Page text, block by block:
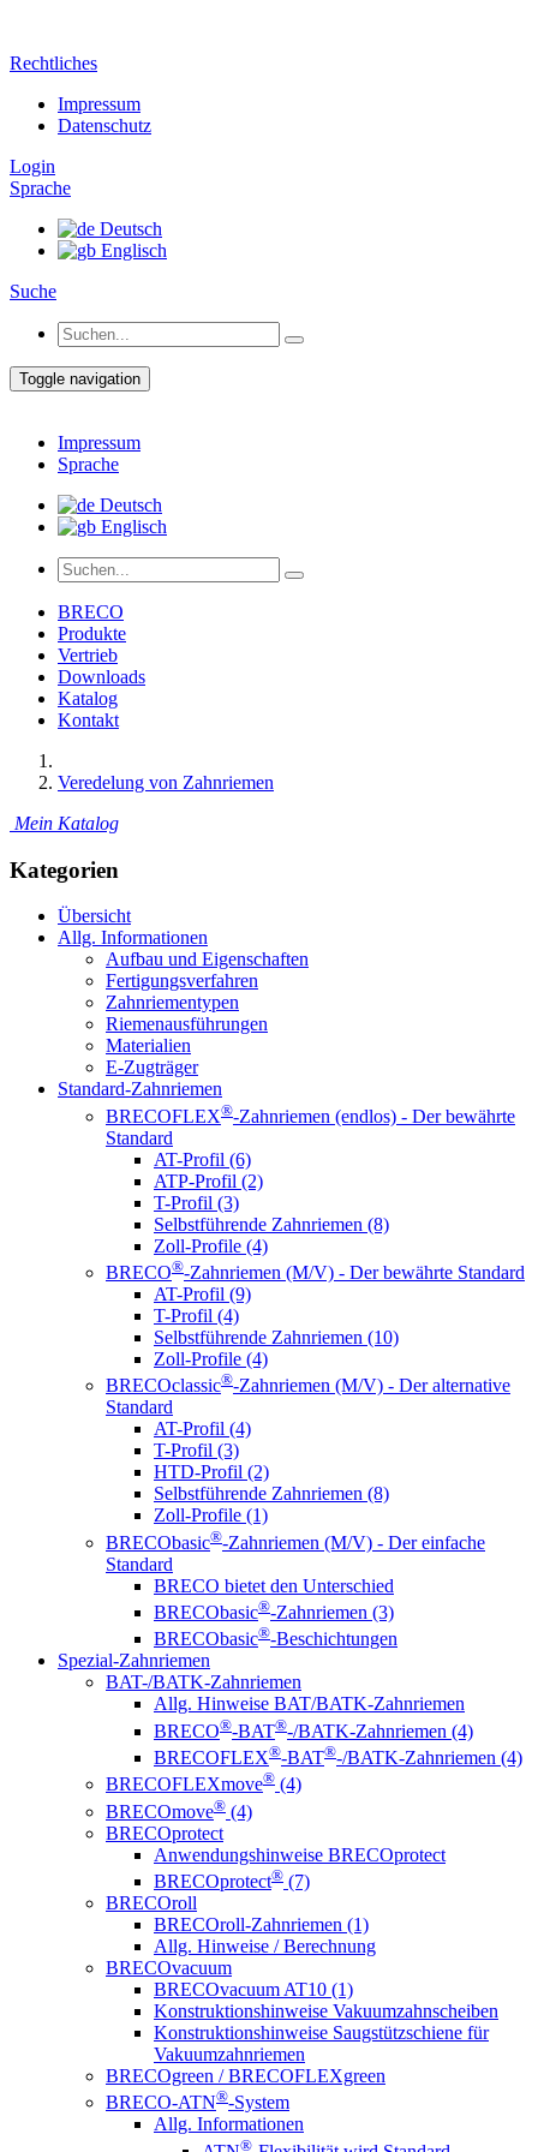
Rechtliches
Impressum
Datenschutz
Login
Sprache
Deutsch
Englisch
Suche
Toggle navigation
Impressum
Sprache
Deutsch
Englisch
BRECO
Produkte
Vertrieb
Downloads
Katalog
Kontakt
Veredelung von Zahnriemen
Mein Katalog
Kategorien
Übersicht
Allg. Informationen
Aufbau und Eigenschaften
Fertigungsverfahren
Zahnriementypen
Riemenausführungen
Materialien
E-Zugträger
Standard-Zahnriemen
BRECOFLEX®-Zahnriemen (endlos) - Der bewährte
Standard
AT-Profil (6)
ATP-Profil (2)
T-Profil (3)
Selbstführende Zahnriemen (8)
Zoll-Profile (4)
BRECO®-Zahnriemen (M/V) - Der bewährte Standard
AT-Profil (9)
T-Profil (4)
Selbstführende Zahnriemen (10)
Zoll-Profile (4)
BRECOclassic®-Zahnriemen (M/V) - Der alternative
Standard
AT-Profil (4)
T-Profil (3)
HTD-Profil (2)
Selbstführende Zahnriemen (8)
Zoll-Profile (1)
BRECObasic®-Zahnriemen (M/V) - Der einfache
Standard
BRECO bietet den Unterschied
BRECObasic®-Zahnriemen (3)
BRECObasic®-Beschichtungen
Spezial-Zahnriemen
BAT-/BATK-Zahnriemen
Allg. Hinweise BAT/BATK-Zahnriemen
BRECO®-BAT®-/BATK-Zahnriemen (4)
BRECOFLEX®-BAT®-/BATK-Zahnriemen (4)
BRECOFLEXmove® (4)
BRECOmove® (4)
BRECOprotect
Anwendungshinweise BRECOprotect
BRECOprotect® (7)
BRECOroll
BRECOroll-Zahnriemen (1)
Allg. Hinweise / Berechnung
BRECOvacuum
BRECOvacuum AT10 (1)
Konstruktionshinweise Vakuumzahnscheiben
Konstruktionshinweise Saugstützschiene für
Vakuumzahnriemen
BRECOgreen / BRECOFLEXgreen
BRECO-ATN®-System
Allg. Informationen
®